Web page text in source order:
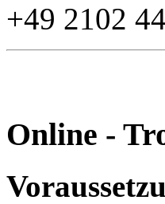
+49 2102
Online -